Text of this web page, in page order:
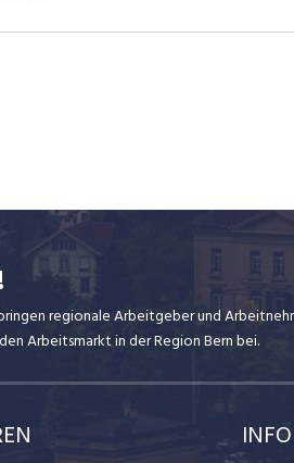
regionale Arbeitgeber und
Arbeitsmarkt in der Region Bern bei.
INFO